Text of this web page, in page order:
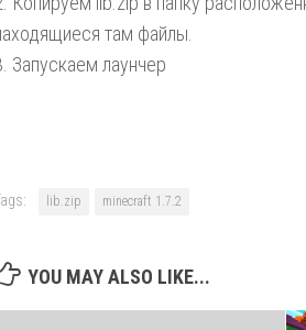
там файлы.
Запускаем лаунчер
lib.zip minecraft 1.7.2
YOU MAY ALSO LIKE...